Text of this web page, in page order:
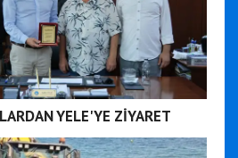
YELE'YE ZİYARET